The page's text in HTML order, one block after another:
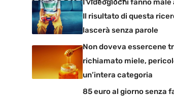
I videogiochi fanno male
Il risultato di questa
lascerà senza parole
Non doveva essercene
richiamato miele,
un’intera categoria
85 euro al giorno senza